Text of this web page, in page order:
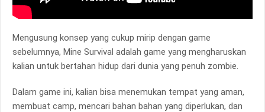
Mengusung konsep yang cukup mirip dengan game
sebelumnya, Mine Survival adalah game yang mengharuskan
kalian untuk bertahan hidup dari dunia yang penuh zombie.
Dalam game ini, kalian bisa menemukan tempat yang aman,
membuat camp, mencari bahan bahan yang diperlukan, dan